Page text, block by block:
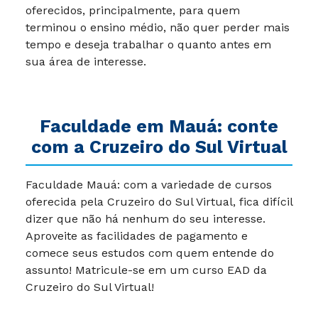
oferecidos, principalmente, para quem
terminou o ensino médio, não quer perder mais
tempo e deseja trabalhar o quanto antes em
sua área de interesse.
Faculdade em Mauá: conte
com a Cruzeiro do Sul Virtual
Faculdade Mauá: com a variedade de cursos
oferecida pela Cruzeiro do Sul Virtual, fica difícil
dizer que não há nenhum do seu interesse.
Aproveite as facilidades de pagamento e
comece seus estudos com quem entende do
assunto! Matricule-se em um curso EAD da
Cruzeiro do Sul Virtual!